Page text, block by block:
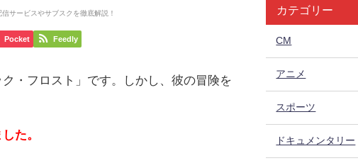
Pocket Feedly
・フロスト」です。しかし、彼の冒険を
た。
カテゴリー
CM
アニメ
スポーツ
ドキュメンタリー